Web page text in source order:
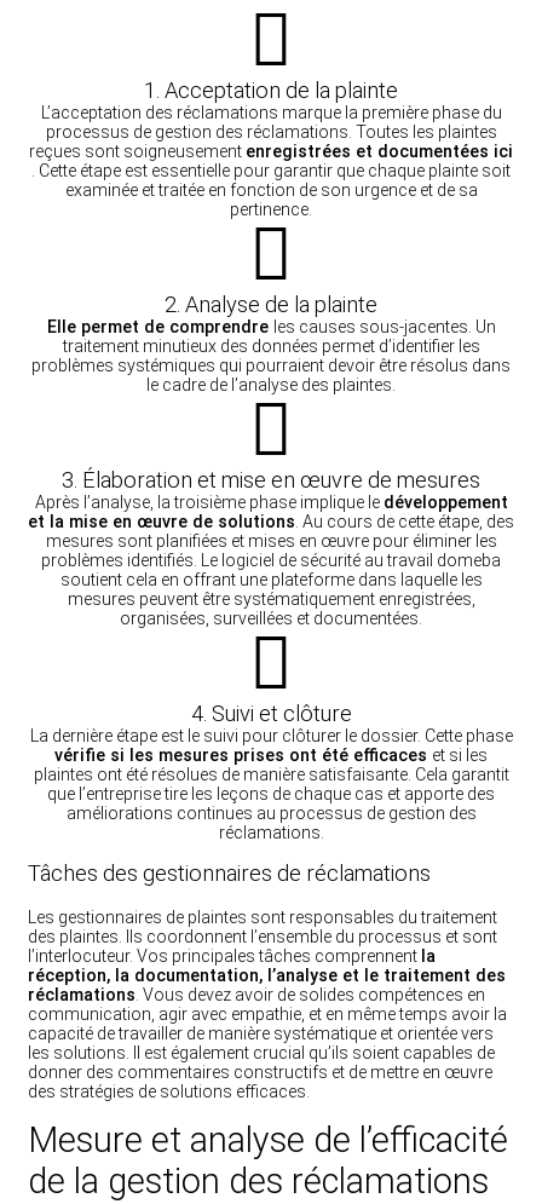
1. Acceptation de la plainte
L’acceptation des réclamations marque la première phase du
processus de gestion des réclamations. Toutes les plaintes
reçues sont soigneusement enregistrées et documentées ici
. Cette étape est essentielle pour garantir que chaque plainte soit
examinée et traitée en fonction de son urgence et de sa
pertinence.
2. Analyse de la plainte
Elle permet de comprendre les causes sous-jacentes. Un
traitement minutieux des données permet d’identifier les
problèmes systémiques qui pourraient devoir être résolus dans
le cadre de l’analyse des plaintes.
3. Élaboration et mise en œuvre de mesures
Après l’analyse, la troisième phase implique le développement
et la mise en œuvre de solutions . Au cours de cette étape, des
mesures sont planifiées et mises en œuvre pour éliminer les
problèmes identifiés. Le logiciel de sécurité au travail domeba
soutient cela en offrant une plateforme dans laquelle les
mesures peuvent être systématiquement enregistrées,
organisées, surveillées et documentées.
4. Suivi et clôture
La dernière étape est le suivi pour clôturer le dossier. Cette phase
vérifie si les mesures prises ont été efficaces et si les
plaintes ont été résolues de manière satisfaisante. Cela garantit
que l’entreprise tire les leçons de chaque cas et apporte des
améliorations continues au processus de gestion des
réclamations.
Tâches des gestionnaires de réclamations
Les gestionnaires de plaintes sont responsables du traitement
des plaintes. Ils coordonnent l’ensemble du processus et sont
l’interlocuteur. Vos principales tâches comprennent la
réception, la documentation, l’analyse et le traitement des
réclamations . Vous devez avoir de solides compétences en
communication, agir avec empathie, et en même temps avoir la
capacité de travailler de manière systématique et orientée vers
les solutions. Il est également crucial qu’ils soient capables de
donner des commentaires constructifs et de mettre en œuvre
des stratégies de solutions efficaces.
Mesure et analyse de l’efficacité
de la gestion des réclamations